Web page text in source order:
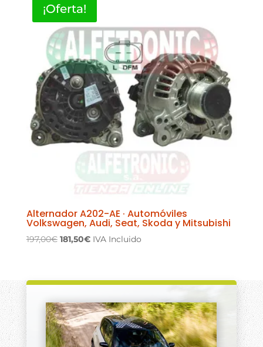
¡Oferta!
Alternador A202-AE · Automóviles
Volkswagen, Audi, Seat, Skoda y Mitsubishi
197,00€ El
era:
181,50€El
es:
IVA Incluido